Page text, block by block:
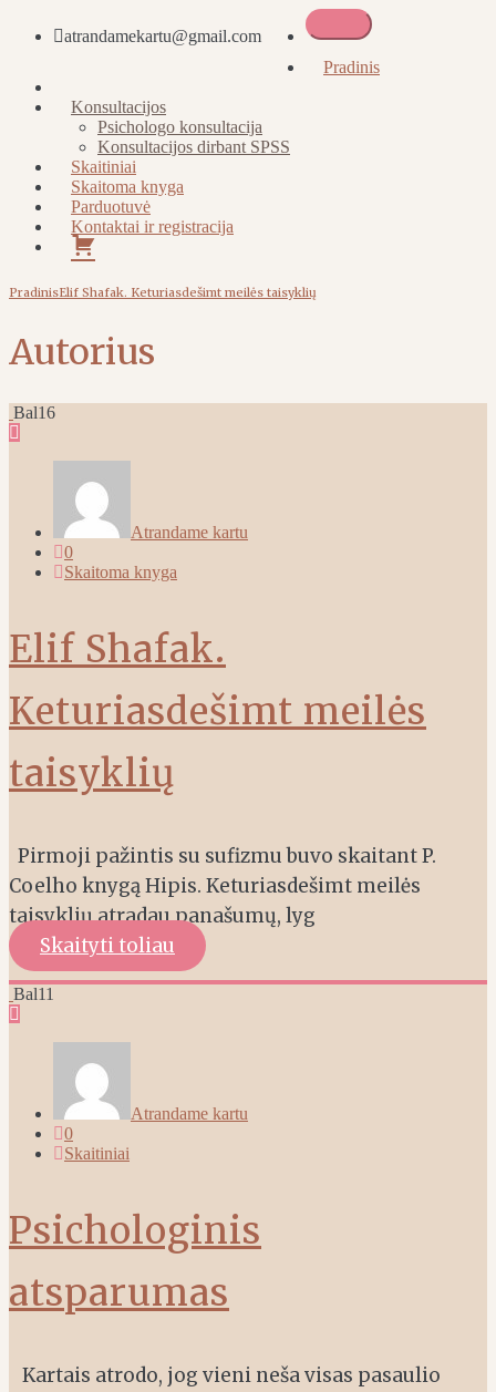
atrandamekartu@gmail.com
Atrandame kartu
Pradinis
Konsultacijos
Psichologo konsultacija
Konsultacijos dirbant SPSS
Skaitiniai
Skaitoma knyga
Parduotuvė
Kontaktai ir registracija
Pirkinių
krepšelis
PradinisElif Shafak. Keturiasdešimt meilės taisyklių
Autorius
Bal16
Atrandame kartu
0
Skaitoma knyga
Elif Shafak.
Keturiasdešimt meilės
taisyklių
Pirmoji pažintis su sufizmu buvo skaitant P.
Coelho knygą Hipis. Keturiasdešimt meilės
taisyklių atradau panašumų, lyg
Skaityti toliau
Bal11
Atrandame kartu
0
Skaitiniai
Psichologinis
atsparumas
Kartais atrodo, jog vieni neša visas pasaulio